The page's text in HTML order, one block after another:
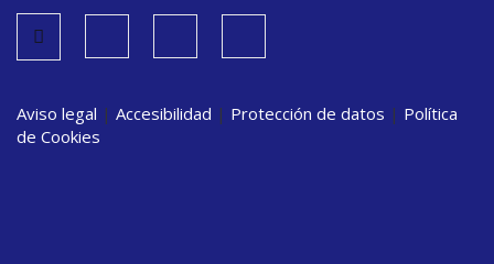
Aviso legal | Accesibilidad | Protección de datos | Política
de Cookies